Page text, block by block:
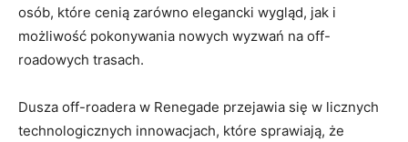
osób, które ⁢cenią zarówno elegancki wygląd, jak i
możliwość pokonywania‍ nowych wyzwań na off-
roadowych trasach.
Dusza off-roadera w Renegade ‌przejawia się ⁤w ⁣licznych
technologicznych​ innowacjach, które sprawiają, że